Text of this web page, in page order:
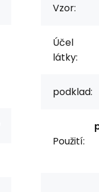
Vzor:
Účel
látky:
podklad:
Použití: